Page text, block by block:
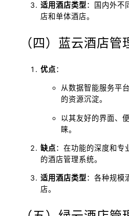
适用酒店类型：国内外不
店和单体酒店。
（四）蓝云酒店管
优点：
从数据智能服务平
的资源沉淀。
以其友好的界面、
睐。
缺点：在功能的深度和专
的酒店管理系统。
适用酒店类型：各种规模
店。